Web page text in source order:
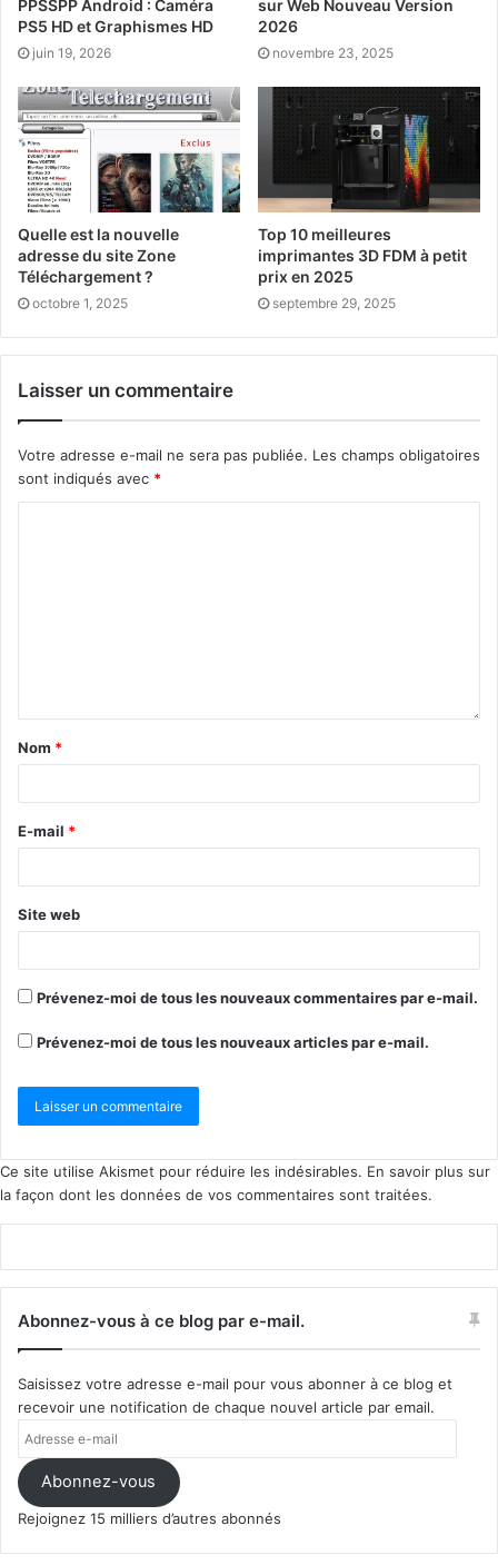
PPSSPP Android : Caméra
PS5 HD et Graphismes HD
juin 19, 2026
sur Web Nouveau Version
2026
novembre 23, 2025
Quelle est la nouvelle
adresse du site Zone
Téléchargement ?
octobre 1, 2025
Top 10 meilleures
imprimantes 3D FDM à petit
prix en 2025
septembre 29, 2025
Laisser un commentaire
Votre adresse e-mail ne sera pas publiée. Les champs obligatoires
sont indiqués avec *
Nom *
E-mail *
Site web
Prévenez-moi de tous les nouveaux commentaires par e-mail.
Prévenez-moi de tous les nouveaux articles par e-mail.
Ce site utilise Akismet pour réduire les indésirables. En savoir plus sur
la façon dont les données de vos commentaires sont traitées.
Abonnez-vous à ce blog par e-mail.
Saisissez votre adresse e-mail pour vous abonner à ce blog et
recevoir une notification de chaque nouvel article par email.
mail Abonnez-vous
Rejoignez 15 milliers d’autres abonnés